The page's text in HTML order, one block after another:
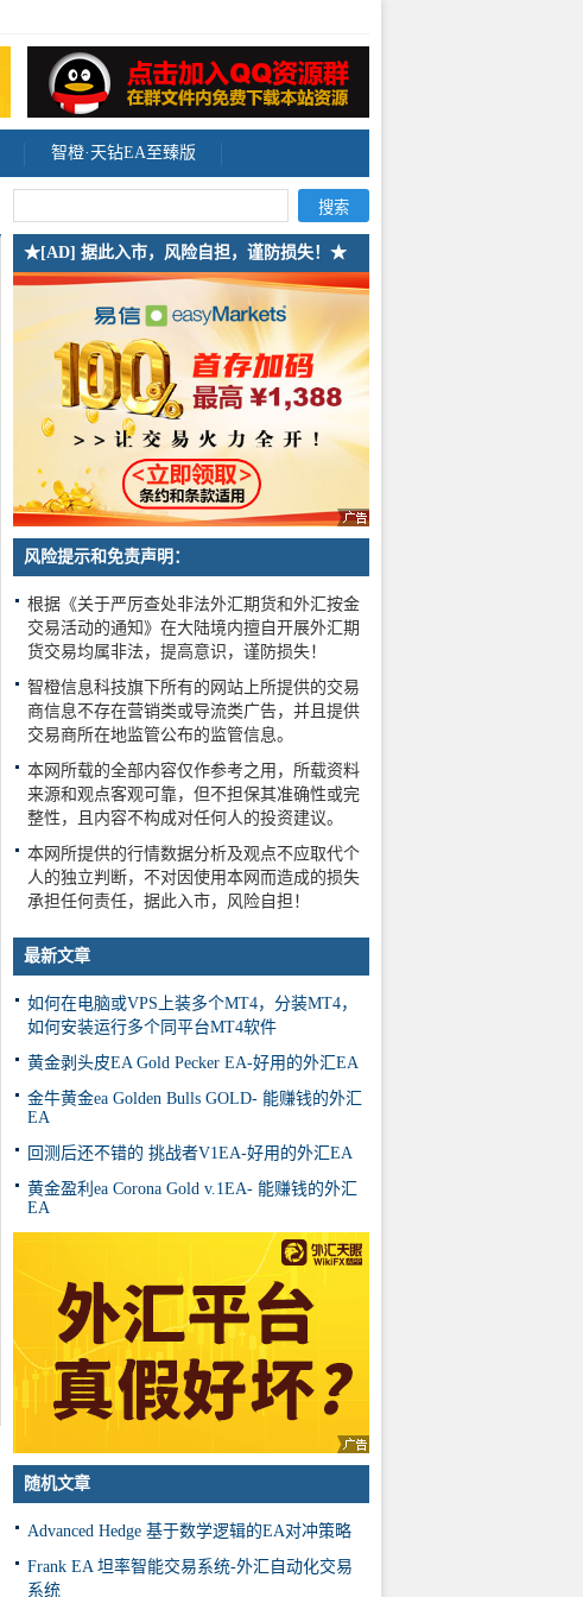
智橙·天钻EA至臻版
★[AD] 据此入市，风险自担，谨防损失！★
风险提示和免责声明：
根据《关于严厉查处非法外汇期货和外汇按金
交易活动的通知》在大陆境内擅自开展外汇期
货交易均属非法，提高意识，谨防损失！
智橙信息科技旗下所有的网站上所提供的交易
商信息不存在营销类或导流类广告，并且提供
交易商所在地监管公布的监管信息。
本网所载的全部内容仅作参考之用，所载资料
来源和观点客观可靠，但不担保其准确性或完
整性，且内容不构成对任何人的投资建议。
本网所提供的行情数据分析及观点不应取代个
人的独立判断，不对因使用本网而造成的损失
承担任何责任，据此入市，风险自担！
最新文章
如何在电脑或VPS上装多个MT4，分装MT4，
如何安装运行多个同平台MT4软件
黄金剥头皮EA Gold Pecker EA-好用的外汇EA
金牛黄金ea Golden Bulls GOLD- 能赚钱的外汇
EA
回测后还不错的 挑战者V1EA-好用的外汇EA
黄金盈利ea Corona Gold v.1EA- 能赚钱的外汇
EA
随机文章
Advanced Hedge 基于数学逻辑的EA对冲策略
Frank EA 坦率智能交易系统-外汇自动化交易
系统